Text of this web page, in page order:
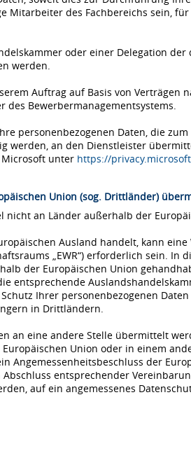
Mitarbeiter des Fachbereichs sein,
oder einer Delegation
werden.
Auftrag auf Basis von Verträgen
des Bewerbermanagementsystems.
personenbezogenen Daten, die
werden, an den Dienstleister
unter https://
Union (sog. Drittländer)
nicht an Länder außerhalb der
Ausland handelt, kann
„EWR“) erforderlich sein. In
der Europäischen Union
entsprechende
Ihrer personenbezogenen
in Drittländern.
an eine andere Stelle übermittelt
Union oder in einem
Angemessenheitsbeschluss der
entsprechender
auf ein angemessenes